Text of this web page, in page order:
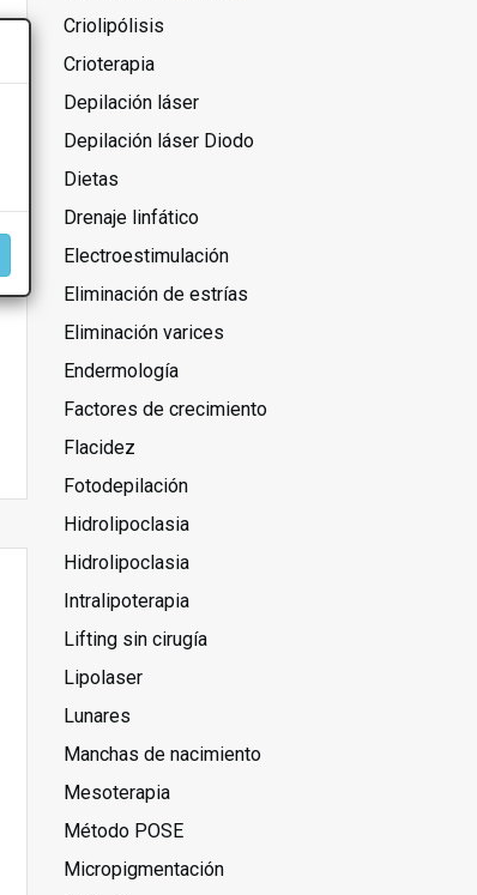
Criolipólisis
Crioterapia
Depilación láser
Depilación láser Diodo
Dietas
Drenaje linfático
Electroestimulación
Eliminación de estrías
Eliminación varices
Endermología
Factores de crecimiento
Flacidez
Fotodepilación
Hidrolipoclasia
Hidrolipoclasia
Intralipoterapia
Lifting sin cirugía
Lipolaser
Lunares
Manchas de nacimiento
Mesoterapia
Método POSE
Micropigmentación